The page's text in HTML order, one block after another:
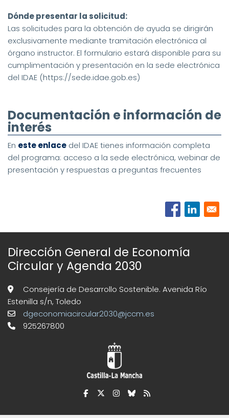
Dónde presentar la solicitud:
Las solicitudes para la obtención de ayuda se dirigirán
exclusivamente mediante tramitación electrónica al
órgano instructor. El formulario estará disponible para su
cumplimentación y presentación en la sede electrónica
del IDAE (https://sede.idae.gob.es)
Documentación e información de
interés
En este enlace del IDAE tienes información completa
del programa: acceso a la sede electrónica, webinar de
presentación y respuestas a preguntas frecuentes
Dirección General de Economía
Circular y Agenda 2030
Consejería de Desarrollo Sostenible. Avenida Río
Estenilla s/n, Toledo
dgeconomiacircular2030@jccm.es
925267800